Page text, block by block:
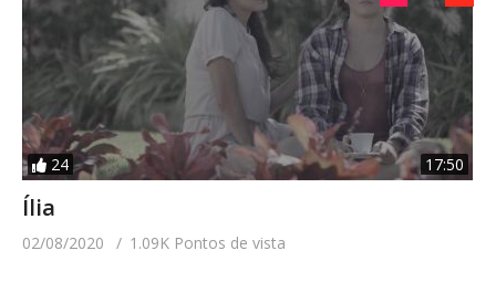
24 17:50
Ília
02/08/2020 1.09K Pontos de vista